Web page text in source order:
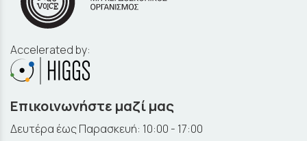
Accelerated by:
Επικοινωνήστε μαζί μας
Δευτέρα έως Παρασκευή: 10:00 - 17:00